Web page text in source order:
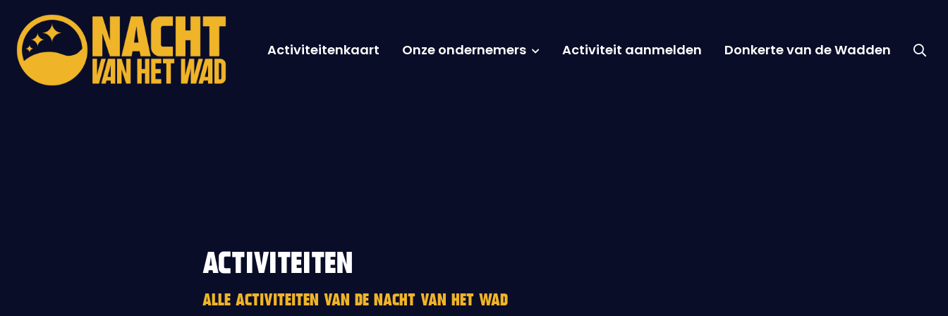
Activiteitenkaart Onze ondernemers Activiteit aanmelden Donkerte van de Wadden
ACTIVITEITEN
ALLE ACTIVITEITEN VAN DE NACHT VAN HET WAD